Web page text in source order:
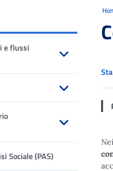
e flussi
Apri sottomenu
sottomenu
Sociale (PAS)